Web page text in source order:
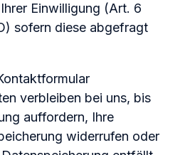
Einwilligung (Art. 6
sofern diese abgefragt
verbleiben bei uns, bis
auffordern, Ihre
widerrufen oder